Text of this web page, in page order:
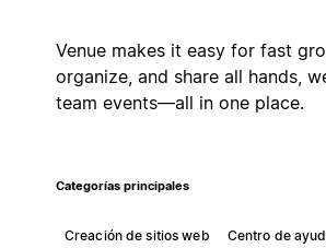
Venue makes it easy for fast
organize, and share all hands,
team events—all in one place.
Categorías principales
Creación de sitios web
Centro de